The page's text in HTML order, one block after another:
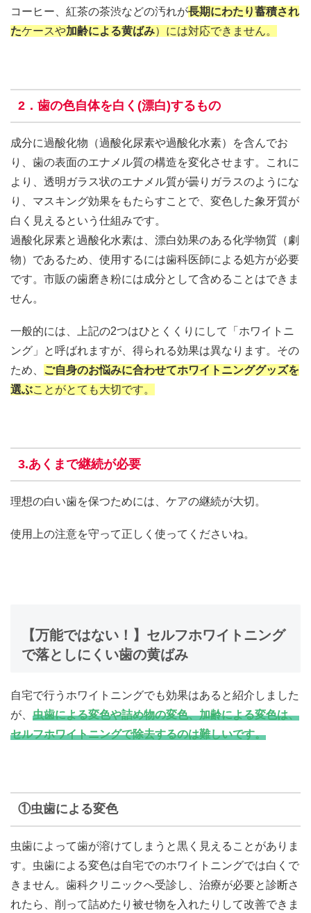
コーヒー、紅茶の茶渋などの汚れが長期にわたり蓄積され
たケースや加齢による黄ばみ）には対応できません。
2．歯の色自体を白く(漂白)するもの
成分に過酸化物（過酸化尿素や過酸化水素）を含んでお
り、歯の表面のエナメル質の構造を変化させます。これに
より、透明ガラス状のエナメル質が曇りガラスのようにな
り、マスキング効果をもたらすことで、変色した象牙質が
白く見えるという仕組みです。
過酸化尿素と過酸化水素は、漂白効果のある化学物質（劇
物）であるため、使用するには歯科医師による処方が必要
です。市販の歯磨き粉には成分として含めることはできま
せん。
一般的には、上記の2つはひとくくりにして「ホワイトニ
ング」と呼ばれますが、得られる効果は異なります。その
ため、
ご自身のお悩みに合わせてホワイトニンググッズを
選ぶことがとても大切です。
3.あくまで継続が必要
理想の白い歯を保つためには、ケアの継続が大切。
使用上の注意を守って正しく使ってくださいね。
【万能ではない！】セルフホワイトニング
で落としにくい歯の黄ばみ
自宅で行うホワイトニングでも効果はあると紹介しました
が、 虫歯による変色や詰め物の変色、加齢による変色は、
セルフホワイトニングで除去するのは難しいです。
①虫歯による変色
虫歯によって歯が溶けてしまうと黒く見えることがありま
す。虫歯による変色は自宅でのホワイトニングでは白くで
きません。歯科クリニックへ受診し、治療が必要と診断さ
れたら、削って詰めたり被せ物を入れたりして改善できま